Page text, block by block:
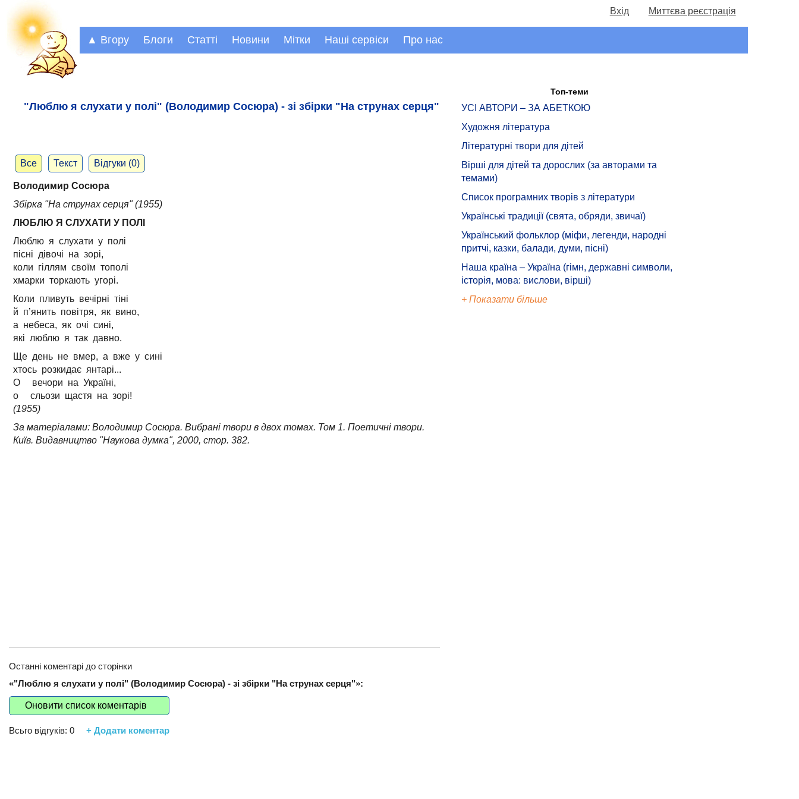
Вхід Миттєва реєстрація
▲ Вгору Блоги Статті Новини Мітки Наші сервіси Про нас
"Люблю я слухати у полі" (Володимир Сосюра) - зі збірки "На струнах серця"
Все Текст Відгуки (0)
Володимир Сосюра
Збірка "На струнах серця" (1955)
ЛЮБЛЮ Я СЛУХАТИ У ПОЛІ
Люблю я слухати у полі
пісні дівочі на зорі,
коли гіллям своїм тополі
хмарки торкають угорі.
Коли пливуть вечірні тіні
й п’янить повітря, як вино,
а небеса, як очі сині,
які люблю я так давно.
Ще день не вмер, а вже у сині
хтось розкидає янтарі...
О вечори на Україні,
о сльози щастя на зорі!
(1955)
За матеріалами: Володимир Сосюра. Вибрані твори в двох томах. Том 1. Поетичні твори.
Київ. Видавництво "Наукова думка", 2000, стор. 382.
Останні коментарі до сторінки
«"Люблю я слухати у полі" (Володимир Сосюра) - зі збірки "На струнах серця"»:
Оновити список коментарів
Всьго відгуків: 0 + Додати коментар
Топ-теми
УСІ АВТОРИ – ЗА АБЕТКОЮ
Художня література
Літературні твори для дітей
Вірші для дітей та дорослих (за авторами та
темами)
Список програмних творів з літератури
Українські традиції (свята, обряди, звичаї)
Український фольклор (міфи, легенди, народні
притчі, казки, балади, думи, пісні)
Наша країна – Україна (гімн, державні символи,
історія, мова: вислови, вірші)
+ Показати більше